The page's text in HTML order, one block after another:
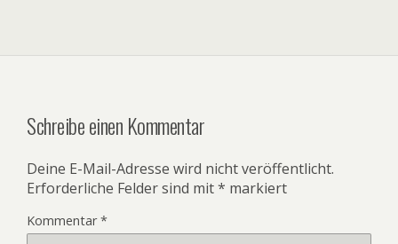
Schreibe einen Kommentar
Deine E-Mail-Adresse wird nicht veröffentlicht.
Erforderliche Felder sind mit* markiert
Kommentar*